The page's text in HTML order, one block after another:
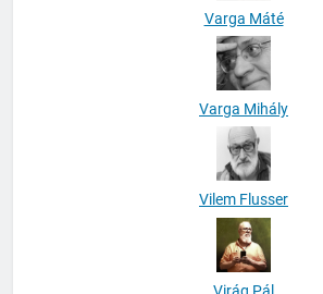
Varga Mihály
Vilem Flusser
Virág Pál